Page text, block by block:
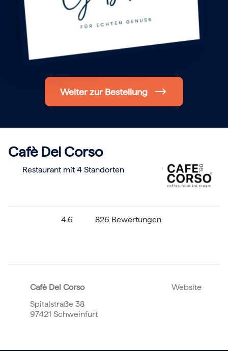
Frohe Weihnachten
Regionale Gutscheine
Hamburg
Köln
Stuttgart
Geschmackvoll und maximal flexibel!
Das ideale Geschenk für alle Anlässe
Weiter zur Bestellung
Cafè Del Corso
Restaurant mit 4 Standorten
4.6 826 Bewertungen
Cafè Del Corso
Spitalstraße 38
97421 Schweinfurt
Website